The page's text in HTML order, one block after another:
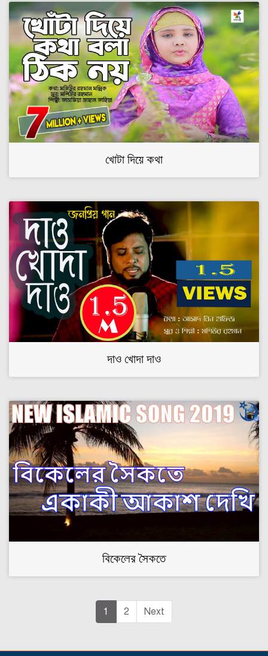
খোটা দিয়ে কথা
দাও খোদা দাও
বিকেলের সৈকতে
1 2 Next